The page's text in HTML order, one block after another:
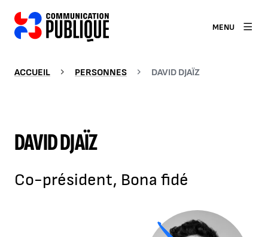
MENU
ACCUEIL PERSONNES DAVID DJAÏZ
DAVID DJAÏZ
Co-président, Bona fidé
Agrandir